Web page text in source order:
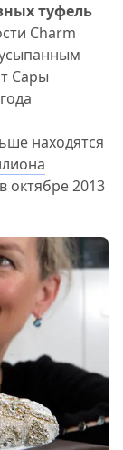
туфель
Charm
Сары
находятся
октябре 2013